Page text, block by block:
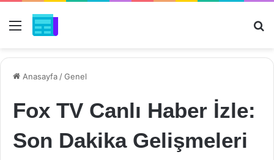
Menü
Anasayfa /Genel
Fox TV Canlı Haber İzle:
Son Dakika Gelişmeleri